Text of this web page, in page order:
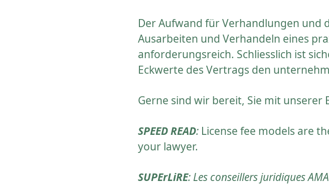
Der Aufwand für Verhandlungen und
Ausarbeiten und Verhandeln eines
anforderungsreich. Schliesslich ist
Eckwerte des Vertrags den
Gerne sind wir bereit, Sie mit
SPEED READ: License fee models are
your lawyer.
SUPErLiRE: Les conseillers juridiques